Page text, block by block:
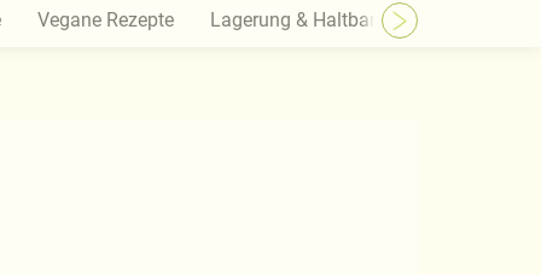
Vegane Rezepte Lagerung & Haltbarkeit